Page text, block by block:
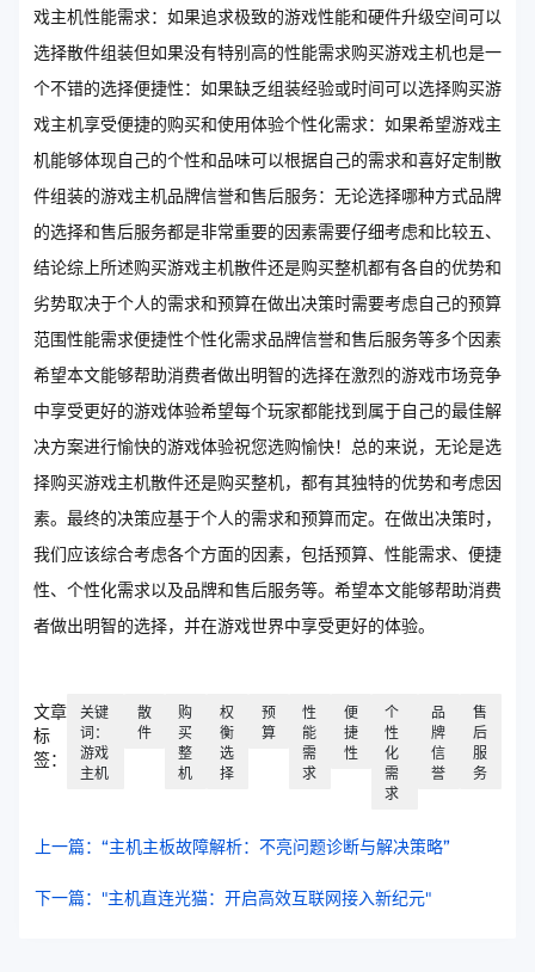
戏主机性能需求：如果追求极致的游戏性能和硬件升级空间可以
选择散件组装但如果没有特别高的性能需求购买游戏主机也是一
个不错的选择便捷性：如果缺乏组装经验或时间可以选择购买游
戏主机享受便捷的购买和使用体验个性化需求：如果希望游戏主
机能够体现自己的个性和品味可以根据自己的需求和喜好定制散
件组装的游戏主机品牌信誉和售后服务：无论选择哪种方式品牌
的选择和售后服务都是非常重要的因素需要仔细考虑和比较五、
结论综上所述购买游戏主机散件还是购买整机都有各自的优势和
劣势取决于个人的需求和预算在做出决策时需要考虑自己的预算
范围性能需求便捷性个性化需求品牌信誉和售后服务等多个因素
希望本文能够帮助消费者做出明智的选择在激烈的游戏市场竞争
中享受更好的游戏体验希望每个玩家都能找到属于自己的最佳解
决方案进行愉快的游戏体验祝您选购愉快！总的来说，无论是选
择购买游戏主机散件还是购买整机，都有其独特的优势和考虑因
素。最终的决策应基于个人的需求和预算而定。在做出决策时，
我们应该综合考虑各个方面的因素，包括预算、性能需求、便捷
性、个性化需求以及品牌和售后服务等。希望本文能够帮助消费
者做出明智的选择，并在游戏世界中享受更好的体验。
文章
标
签：
关键
词：
游戏
主机
散
件
购
买
整
机
权
衡
选
择
预
算
性
能
需
求
便
捷
性
个
性
化
需
求
品
牌
信
誉
售
后
服
务
上一篇：“主机主板故障解析：不亮问题诊断与解决策略”
下一篇："主机直连光猫：开启高效互联网接入新纪元"